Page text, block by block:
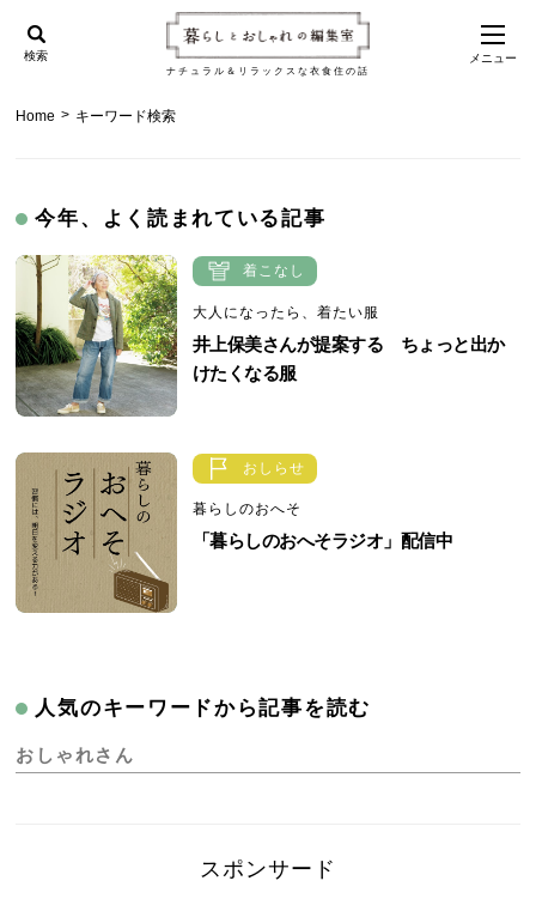
ナチュラル＆リラックスな衣食住の話
検索 メニュー
Home > キーワード検索
今年、よく読まれている記事
着こなし
大人になったら、着たい服
井上保美さんが提案する ちょっと出か
けたくなる服
おしらせ
暮らしのおへそ
「暮らしのおへそラジオ」配信中
人気のキーワードから記事を読む
おしゃれさん
スポンサード